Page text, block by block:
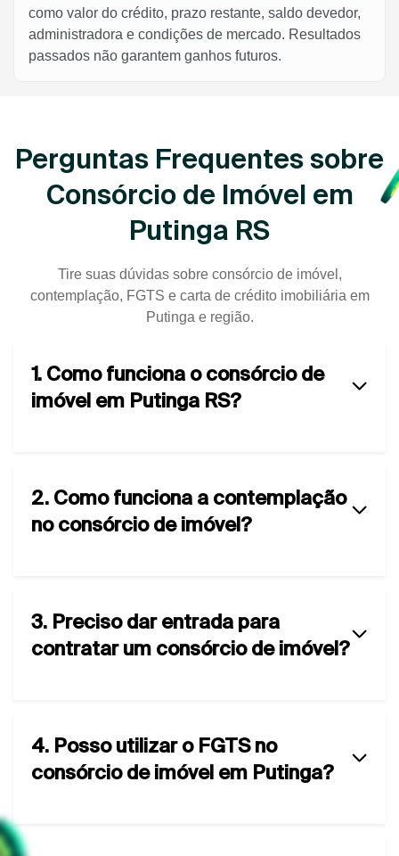
como valor do crédito, prazo restante, saldo devedor,
administradora e condições de mercado. Resultados
passados não garantem ganhos futuros.
Perguntas Frequentes sobre
Consórcio de Imóvel em
Putinga RS
Tire suas dúvidas sobre consórcio de imóvel,
contemplação, FGTS e carta de crédito imobiliária em
Putinga e região.
1. Como funciona o consórcio de
imóvel em Putinga RS?
2. Como funciona a contemplação
no consórcio de imóvel?
3. Preciso dar entrada para
contratar um consórcio de imóvel?
4. Posso utilizar o FGTS no
consórcio de imóvel em Putinga?